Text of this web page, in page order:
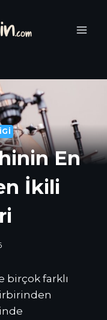
En
İkili
birçok farklı